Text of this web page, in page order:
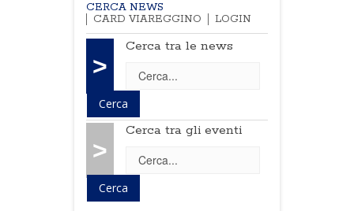
CERCA NEWS
CARD VIAREGGINO
LOGIN
>
Cerca tra le news
>
Cerca tra gli eventi